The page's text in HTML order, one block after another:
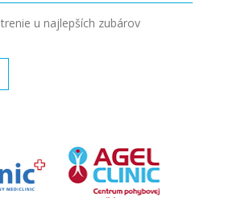
u najlepších zubárov